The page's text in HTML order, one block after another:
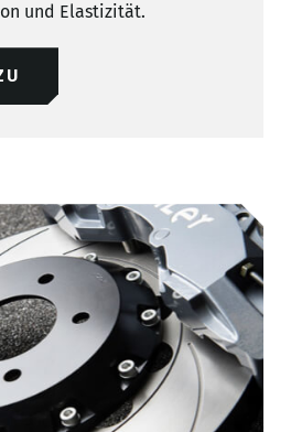
und Elastizität.